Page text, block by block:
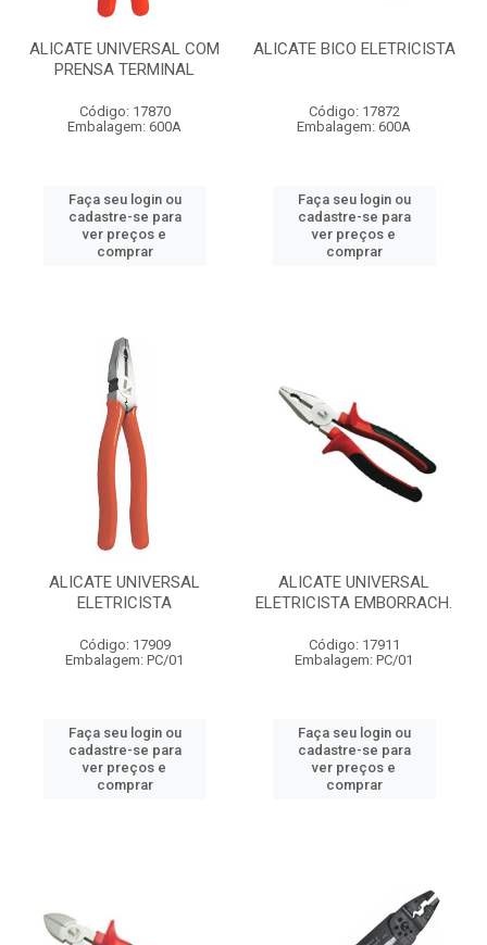
ALICATE UNIVERSAL COM
PRENSA TERMINAL
Código: 17870
Embalagem: 600A
Faça seu login ou
cadastre-se para
ver preços e
comprar
ALICATE BICO ELETRICISTA
Código: 17872
Embalagem: 600A
Faça seu login ou
cadastre-se para
ver preços e
comprar
ALICATE UNIVERSAL
ELETRICISTA
Código: 17909
Embalagem: PC/01
Faça seu login ou
cadastre-se para
ver preços e
comprar
ALICATE UNIVERSAL
ELETRICISTA EMBORRACH.
Código: 17911
Embalagem: PC/01
Faça seu login ou
cadastre-se para
ver preços e
comprar